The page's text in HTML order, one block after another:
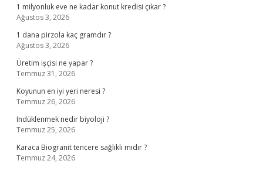
1 milyonluk eve ne kadar konut kredisi çıkar ?
Ağustos 3, 2026
1 dana pirzola kaç gramdır ?
Ağustos 3, 2026
Üretim işçisi ne yapar ?
Temmuz 31, 2026
Koyunun en iyi yeri neresi ?
Temmuz 26, 2026
Indüklenmek nedir biyoloji ?
Temmuz 25, 2026
Karaca Biogranit tencere sağlıklı mıdır ?
Temmuz 24, 2026